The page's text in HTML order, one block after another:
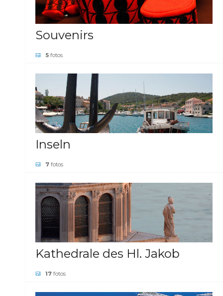
Souvenirs
5 fotos
GALERIE ANSEHEN
Inseln
7 fotos
GALERIE ANSEHEN
Kathedrale des Hl. Jakob
17 fotos
GALERIE ANSEHEN